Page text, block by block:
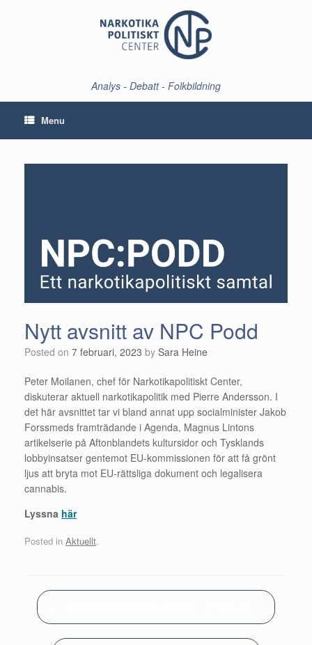
Analys - Debatt - Folkbildning
Menu
Nytt avsnitt av NPC Podd
Posted on 7 februari, 2023 by Sara Heine
Peter Moilanen, chef för Narkotikapolitiskt Center,
diskuterar aktuell narkotikapolitik med Pierre Andersson. I
det här avsnittet tar vi bland annat upp socialminister Jakob
Forssmeds framträdande i Agenda, Magnus Lintons
artikelserie på Aftonblandets kultursidor och Tysklands
lobbyinsatser gentemot EU-kommissionen för att få grönt
ljus att bryta mot EU-rättsliga dokument och legalisera
cannabis.
Lyssna här
Posted in Aktuellt.
Post navigation